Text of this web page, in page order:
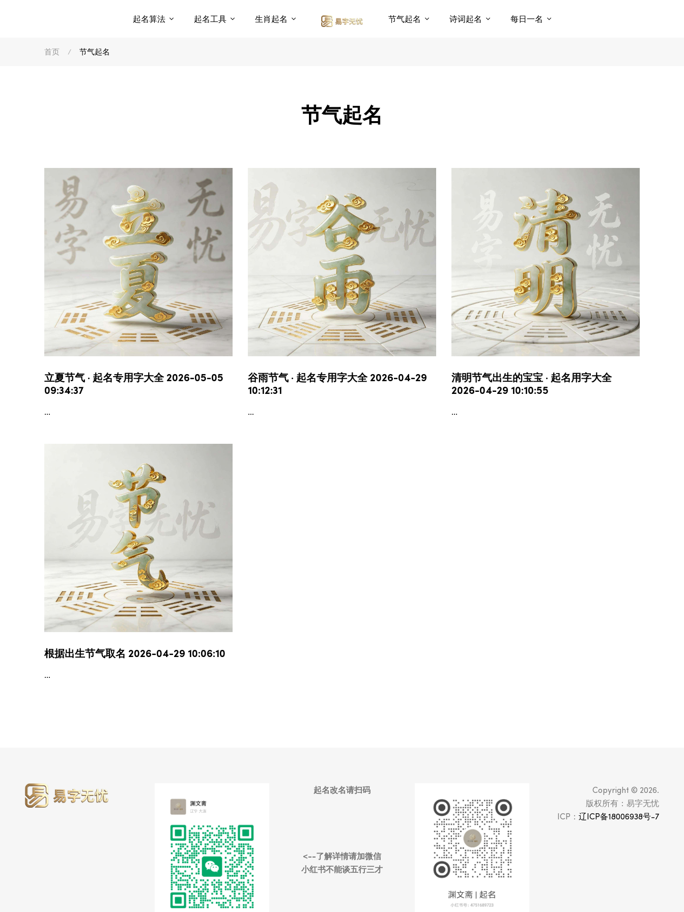
起名算法 起名工具 生肖起名 节气起名 诗词起名 每日一名
首页 节气起名
节气起名
立夏节气 · 起名专用字大全 2026-05-05
09:34:37
...
谷雨节气 · 起名专用字大全 2026-04-29
10:12:31
...
清明节气出生的宝宝 · 起名用字大全
2026-04-29 10:10:55
...
根据出生节气取名 2026-04-29 10:06:10
...
起名改名请扫码
<--了解详情请加微信
小红书不能谈五行三才
Copyright © 2026.
版权所有：易字无忧
ICP：辽ICP备18006938号-7